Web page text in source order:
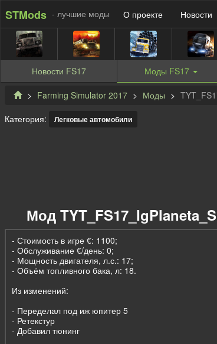
STMods - лучшие моды О проекте Новости
Новости FS17 Моды FS17
Farming Simulator 2017 Моды
Категория: Легковые автомобили
Мод
- Стоимость в игре €: 1100;
- Обслуживание €/день: 0;
- Мощность двигателя, л.с.: 17;
- Объём топливного бака, л: 18.
Из изменений:
- Переделал под иж юпитер 5
- Ретекстур
- Добавил тюнинг